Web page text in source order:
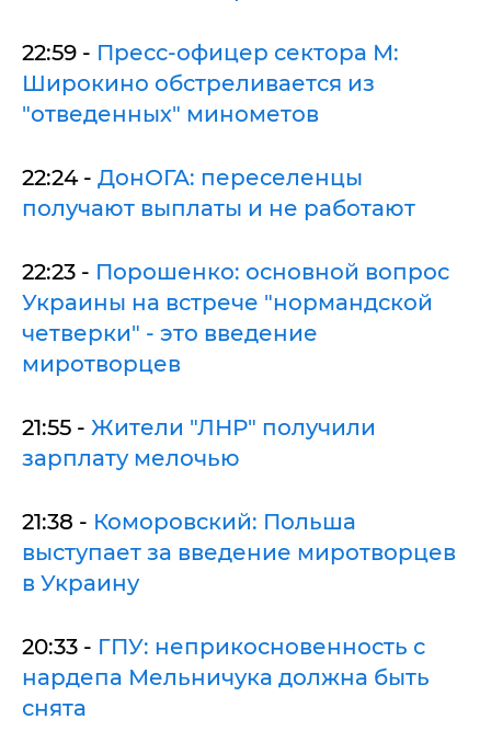
22:59 - Пресс-офицер сектора М:
Широкино обстреливается из
"отведенных" минометов
22:24 - ДонОГА: переселенцы
получают выплаты и не работают
22:23 - Порошенко: основной вопрос
Украины на встрече "нормандской
четверки" - это введение
миротворцев
21:55 - Жители "ЛНР" получили
зарплату мелочью
21:38 - Коморовский: Польша
выступает за введение миротворцев
в Украину
20:33 - ГПУ: неприкосновенность с
нардепа Мельничука должна быть
снята